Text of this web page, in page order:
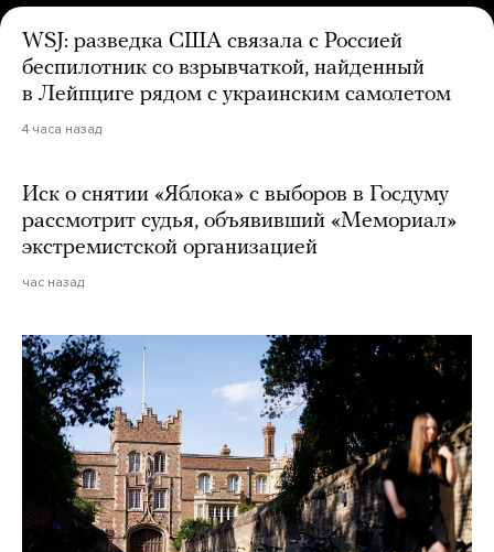
WSJ: разведка США связала с Россией
беспилотник со взрывчаткой, найденный
в Лейпциге рядом с украинским самолетом
4 часа назад
Иск о снятии «Яблока» с выборов в Госдуму
рассмотрит судья, объявивший «Мемориал»
экстремистской организацией
час назад